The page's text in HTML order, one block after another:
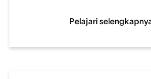
Pelajari